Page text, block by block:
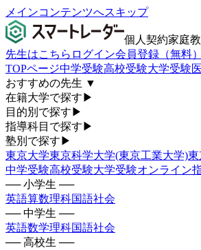
メインコンテンツへスキップ
個人契約家庭
先生はこちら ログイン会員登録（無料）
TOPページ中学受験高校受験大学受験
おすすめの先生 ▼
在籍大学で探す ▶
目的別で探す ▶
指導科目で探す ▶
塾別で探す ▶
東京大学東京科学大学(東京工業大学)東
中学受験高校受験大学受験オンライン
── 小学生 ──
英語算数理科国語社会
── 中学生 ──
英語数学理科国語社会
── 高校生 ──